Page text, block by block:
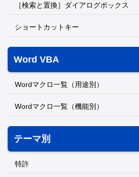
［検索と置換］ダイアログボックス
ショートカットキー
Word VBA
Wordマクロ一覧（用途別）
Wordマクロ一覧（機能別）
テーマ別
特許